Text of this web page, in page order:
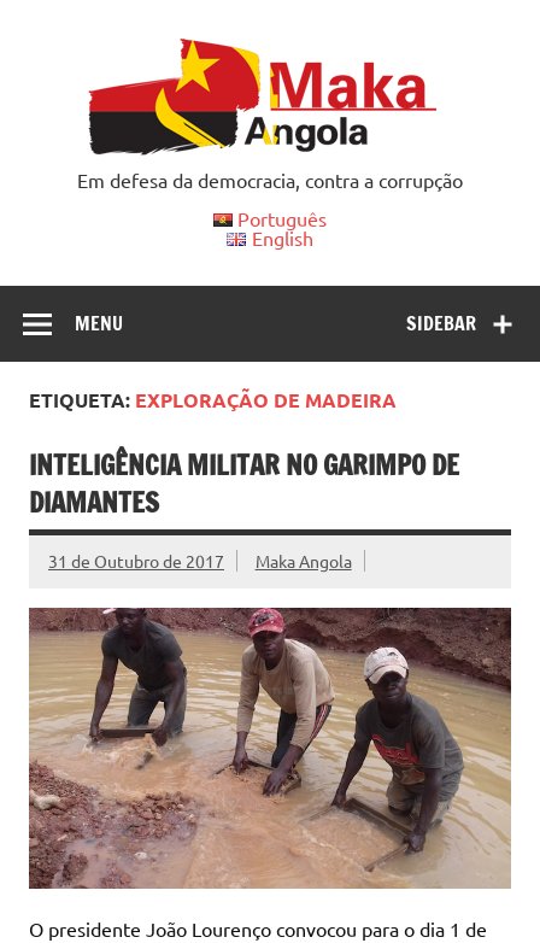
Em defesa da democracia, contra a corrupção
Português
English
SIDEBAR
MENU
ETIQUETA: EXPLORAÇÃO DE MADEIRA
INTELIGÊNCIA MILITAR NO GARIMPO DE
DIAMANTES
31 de Outubro de 2017 Maka Angola
O presidente João Lourenço convocou para o dia 1 de